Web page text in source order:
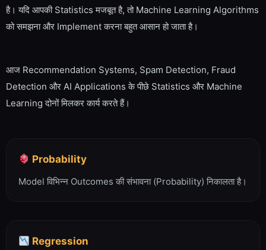
है। यदि आपकी Statistics मजबूत है, तो Machine Learning Algorithms
को समझना और Implement करना बहुत आसान हो जाता है।
आज Recommendation Systems, Spam Detection, Fraud
Detection और AI Applications के पीछे Statistics और Machine
Learning दोनों मिलकर कार्य करते हैं।
Probability
Model विभिन्न Outcomes की संभावना (Probability) निकालता है।
Regression